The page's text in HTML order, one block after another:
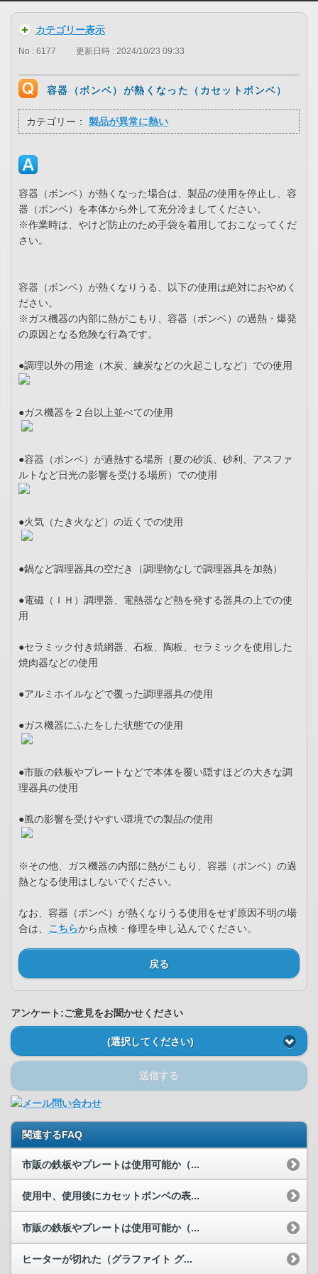
カテゴリー表示
No : 6177 更新日時 : 2024/10/23 09:33
容器（ボンベ）が熱くなった（カセットボンベ）
カテゴリー： 製品が異常に熱い
容器（ボンベ）が熱くなった場合は、製品の使用を停止し、容
器（ボンベ）を本体から外して充分冷ましてください。
※作業時は、やけど防止のため手袋を着用しておこなってくだ
さい。
容器（ボンベ）が熱くなりうる、以下の使用は絶対におやめく
ださい。
※ガス機器の内部に熱がこもり、容器（ボンベ）の過熱・爆発
の原因となる危険な行為です。
●調理以外の用途（木炭、練炭などの火起こしなど）での使用
●ガス機器を２台以上並べての使用
●容器（ボンベ）が過熱する場所（夏の砂浜、砂利、アスファ
ルトなど日光の影響を受ける場所）での使用
●火気（たき火など）の近くでの使用
●鍋など調理器具の空だき（調理物なしで調理器具を加熱）
●電磁（ＩＨ）調理器、電熱器など熱を発する器具の上での使
用
●セラミック付き焼網器、石板、陶板、セラミックを使用した
焼肉器などの使用
●アルミホイルなどで覆った調理器具の使用
●ガス機器にふたをした状態での使用
●市販の鉄板やプレートなどで本体を覆い隠すほどの大きな調
理器具の使用
●風の影響を受けやすい環境での製品の使用
※その他、ガス機器の内部に熱がこもり、容器（ボンベ）の過
熱となる使用はしないでください。
なお、容器（ボンベ）が熱くなりうる使用をせず原因不明の場
合は、 こちらから点検・修理を申し込んでください。
戻る
アンケート:ご意見をお聞かせください
(選択してください)
送信する
関連するFAQ
市販の鉄板やプレートは使用可能か（...
使用中、使用後にカセットボンベの表...
市販の鉄板やプレートは使用可能か（...
ヒーターが切れた（グラファイト グ...